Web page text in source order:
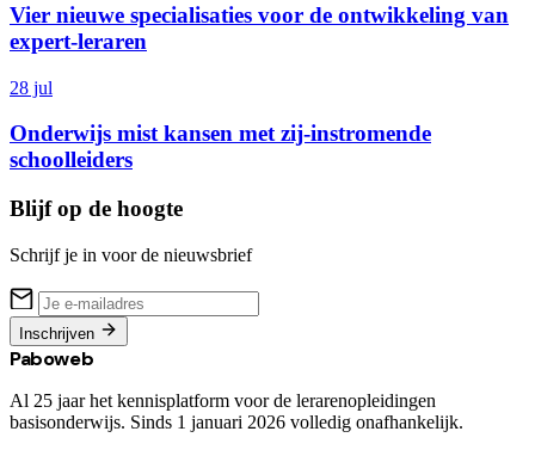
Vier nieuwe specialisaties voor de ontwikkeling van
expert-leraren
28 jul
Onderwijs mist kansen met zij-instromende
schoolleiders
Blijf op de hoogte
Schrijf je in voor de nieuwsbrief
Inschrijven
Paboweb
Al 25 jaar het kennisplatform voor de lerarenopleidingen
basisonderwijs. Sinds 1 januari 2026 volledig onafhankelijk.